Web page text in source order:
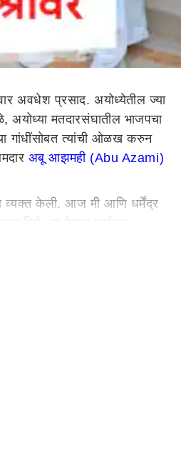
अवधेश प्रसाद. अयोध्येतील ज्या
अयोध्या मतदारसंघातील भाजपचा
गांधींसोबत त्यांची ओळख करुन
अबू आझमही (Abu Azami)
व्यक्त केली. आज मी आणि धर्मेंद्र
या देशात धर्माच्या
करण्यासाठी काम करेल, तोच